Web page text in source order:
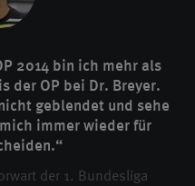
2014 bin ich mehr als
der OP bei Dr. Breyer.
geblendet und sehe
immer wieder für
der 1. Bundesliga